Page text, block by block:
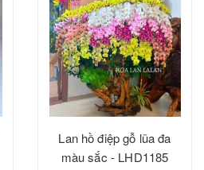
Lan hồ điệp gỗ lũa đa
màu sắc - LHD1185